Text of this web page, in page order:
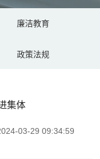
廉洁教育
政策法规
集体
03-29 09:34:59